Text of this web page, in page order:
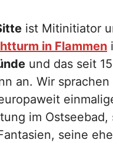
ist Mitinitiator
in Flammen
und das seit
an. Wir sprachen
im Ostseebad,
seine